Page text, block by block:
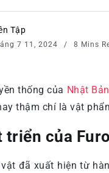
Tập
7 11, 2024 8 Mins
thống của Nhật Bản
thậm chí là vật
triển của
đã xuất hiện từ